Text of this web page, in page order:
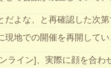
だよな、と再確認した次
現地での開催を再開して
ライン]、実際に顔を合わ